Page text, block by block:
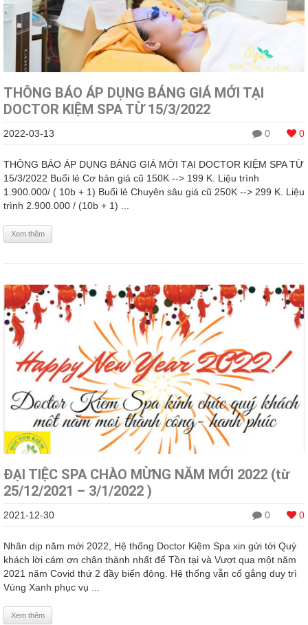
THÔNG BÁO ÁP DỤNG BẢNG GIÁ MỚI TẠI
DOCTOR KIỆM SPA TỪ 15/3/2022
0 0
2022-03-13
THÔNG BÁO ÁP DỤNG BẢNG GIÁ MỚI TẠI DOCTOR KIỆM SPA TỪ
15/3/2022 Buổi lẻ Cơ bản giá cũ 150K --> 199 K. Liệu trình
1.900.000/ ( 10b + 1) Buổi lẻ Chuyên sâu giá cũ 250K --> 299 K. Liệu
trình 2.900.000 / (10b + 1) ...
Xem thêm
ĐẠI TIỆC SPA CHÀO MỪNG NĂM MỚI 2022 (từ
25/12/2021 – 3/1/2022 )
0 0
2021-12-30
Nhân dịp năm mới 2022, Hệ thống Doctor Kiệm Spa xin gửi tới Quý
khách lời cám ơn chân thành nhất để Tồn tại và Vượt qua một năm
2021 năm Covid thứ 2 đầy biến động. Hệ thống vẫn cố gắng duy trì
Vùng Xanh phục vụ ...
Xem thêm